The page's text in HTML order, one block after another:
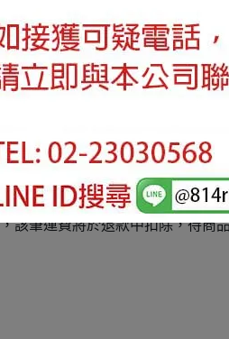
用於退換貨政策。
話、訂單號碼、退貨原因（如商
該筆運費將於退款中扣除，待商